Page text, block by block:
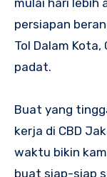
mulai hari lebih
persiapan
Tol Dalam
padat.
Buat yang
kerja di CBD
waktu bikin
buat siap-siap